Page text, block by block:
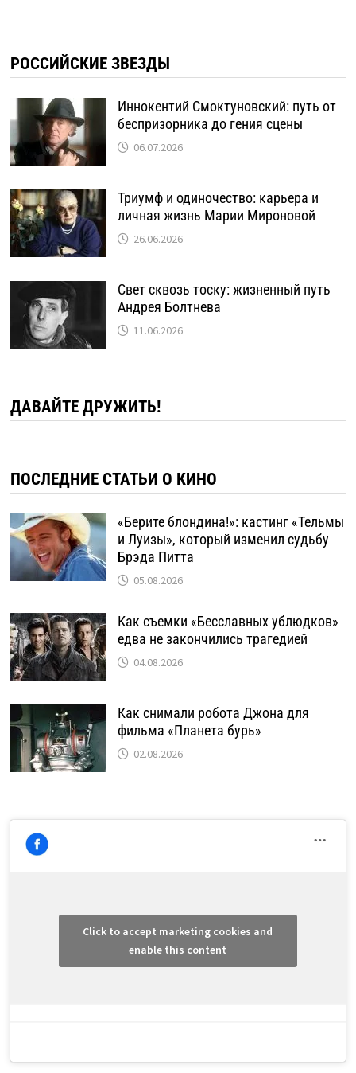
РОССИЙСКИЕ ЗВЕЗДЫ
Иннокентий Смоктуновский: путь от
беспризорника до гения сцены
06.07.2026
Триумф и одиночество: карьера и
личная жизнь Марии Мироновой
26.06.2026
Свет сквозь тоску: жизненный путь
Андрея Болтнева
11.06.2026
ДАВАЙТЕ ДРУЖИТЬ!
ПОСЛЕДНИЕ СТАТЬИ О КИНО
«Берите блондина!»: кастинг «Тельмы
и Луизы», который изменил судьбу
Брэда Питта
05.08.2026
Как съемки «Бесславных ублюдков»
едва не закончились трагедией
04.08.2026
Как снимали робота Джона для
фильма «Планета бурь»
02.08.2026
Click to accept marketing cookies and
enable this content